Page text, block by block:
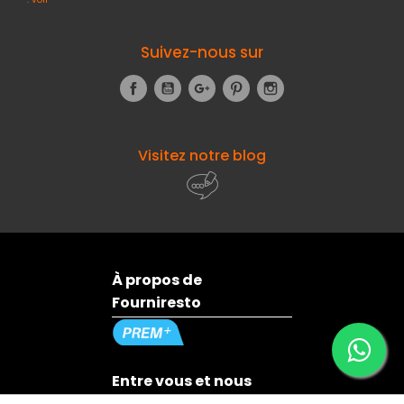
Suivez-nous sur
FacebookYouTubeGoogle+Pinterest
Visitez notre blog
À propos de
Fourniresto
Entre vous et nous